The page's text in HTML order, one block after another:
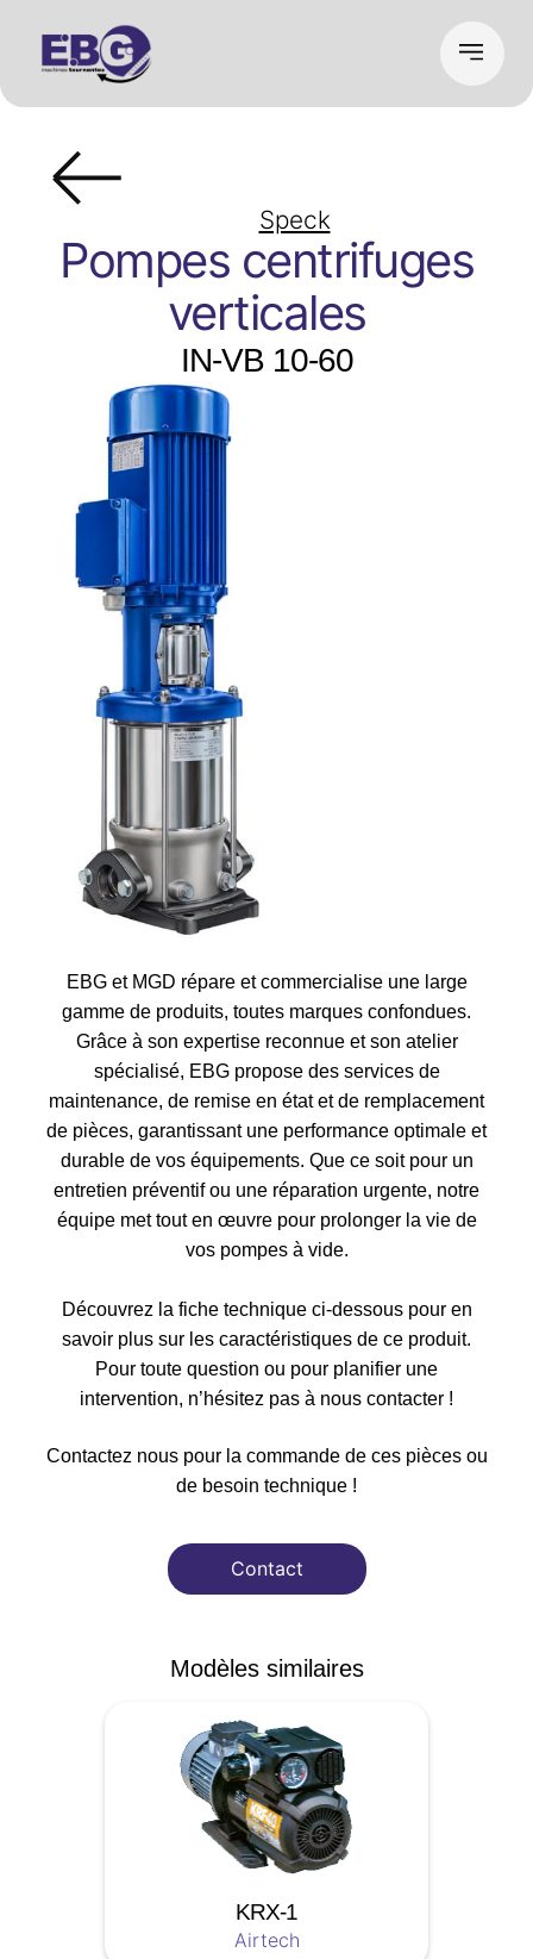
Speck
Pompes centrifuges
verticales
IN-VB 10-60
EBG et MGD répare et commercialise une large
gamme de produits, toutes marques confondues.
Grâce à son expertise reconnue et son atelier
spécialisé, EBG propose des services de
maintenance, de remise en état et de remplacement
de pièces, garantissant une performance optimale et
durable de vos équipements. Que ce soit pour un
entretien préventif ou une réparation urgente, notre
équipe met tout en œuvre pour prolonger la vie de
vos pompes à vide.
Découvrez la fiche technique ci-dessous pour en
savoir plus sur les caractéristiques de ce produit.
Pour toute question ou pour planifier une
intervention, n’hésitez pas à nous contacter !
Contactez nous pour la commande de ces pièces ou
de besoin technique !
Contact
Modèles similaires
KRX-1
Airtech